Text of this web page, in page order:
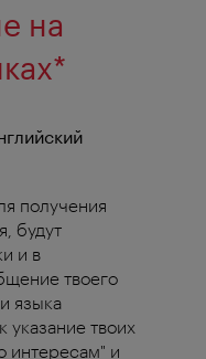
на
*
получения
будут
и в
твоего
языка
указание твоих
интересам" и